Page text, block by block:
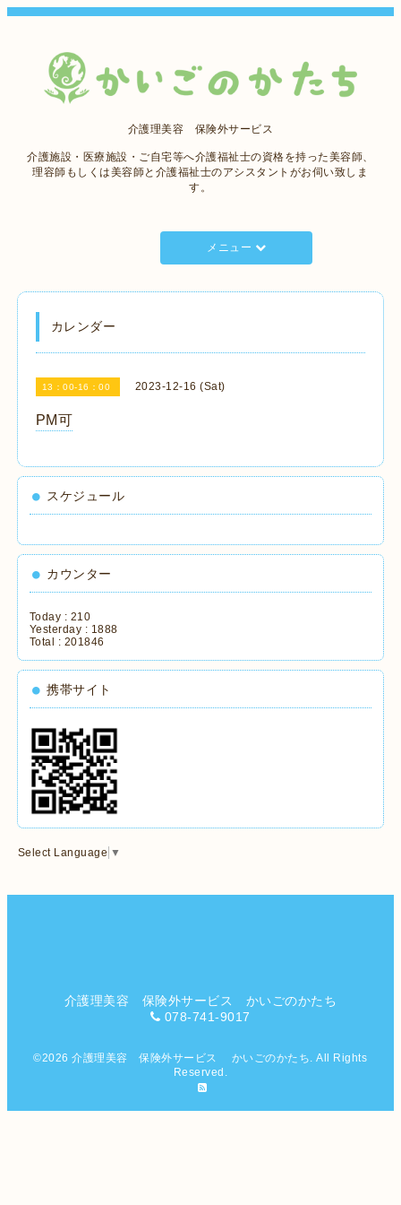
介護理美容 保険外サービス
介護施設・医療施設・ご自宅等へ介護福祉士の資格を持った美容師、
理容師もしくは美容師と介護福祉士のアシスタントがお伺い致しま
す。
メニュー
カレンダー
13：00-16：00 2023-12-16 (Sat)
PM可
スケジュール
カウンター
Today : 210
Yesterday : 1888
Total : 201846
携帯サイト
Select Language ▼
介護理美容 保険外サービス かいごのかたち
078-741-9017
©2026介護理美容 保険外サービス かいごのかたち . All Rights
Reserved.